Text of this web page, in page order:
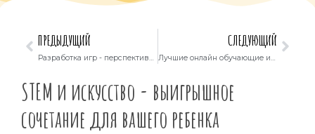
ПРЕДЫДУЩИЙ
Разработка игр - перспективно ли учиться?
СЛЕДУЮЩИЙ
Лучшие онлайн обучающие инструменты для ребенка
STEM и искусство - выигрышное
сочетание для вашего ребенка